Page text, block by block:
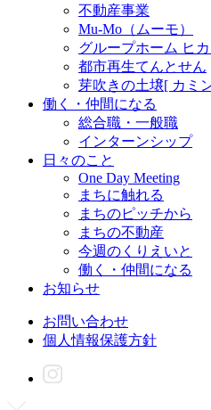
不動産事業
Mu-Mo（ムーモ）
グループホーム ヒ
都市再生てんとせん
芽吹きの土壌[ カミ
働く・仲間になる
総合職・一般職
インターンシップ
日々のこと
One Day Meeting
まちに触れる
まちのピッチから
まちの不動産
今週のくりえいと
働く・仲間になる
お知らせ
お問い合わせ
個人情報保護方針